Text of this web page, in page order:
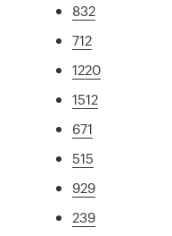
832
712
1220
1512
671
515
929
239